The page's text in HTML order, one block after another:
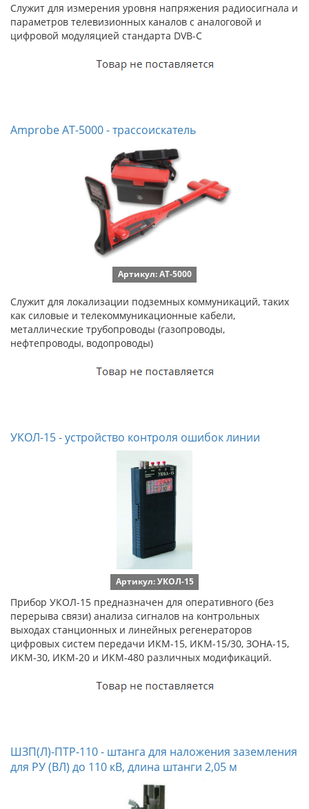
Служит для измерения уровня напряжения радиосигнала и
параметров телевизионных каналов с аналоговой и
цифровой модуляцией стандарта DVB-C
Amprobe AT-5000 - трассоискатель
Артикул: AT-5000
Служит для локализации подземных коммуникаций, таких
как силовые и телекоммуникационные кабели,
металлические трубопроводы (газопроводы,
нефтепроводы, водопроводы)
УКОЛ-15 - устройство контроля ошибок линии
Артикул: УКОЛ-15
Прибор УКОЛ-15 предназначен для оперативного (без
перерыва связи) анализа сигналов на контрольных
выходах станционных и линейных регенераторов
цифровых систем передачи ИКМ-15, ИКМ-15/30, ЗОНА-15,
ИКМ-30, ИКМ-20 и ИКМ-480 различных модификаций.
ШЗП(Л)-ПТР-110 - штанга для наложения заземления
для РУ (ВЛ) до 110 кВ, длина штанги 2,05 м